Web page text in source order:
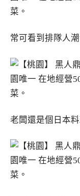
常可看到排隊人
老闆還是個日本